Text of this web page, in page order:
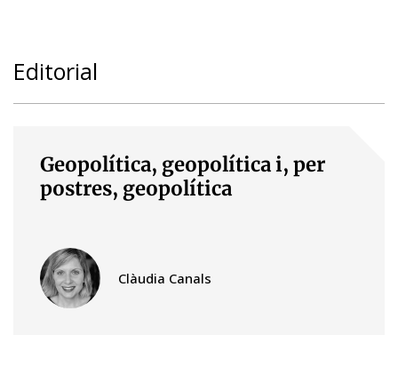
Editorial
Geopolítica, geopolítica i, per
postres, geopolítica
Clàudia Canals